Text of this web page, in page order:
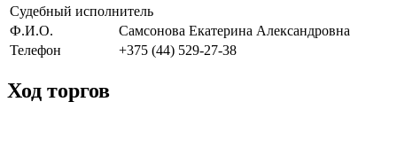
Судебный исполнитель
Ф.И.О.
Самсонова Екатерина Александровна
Телефон
+375 (44) 529-27-38
Ход торгов